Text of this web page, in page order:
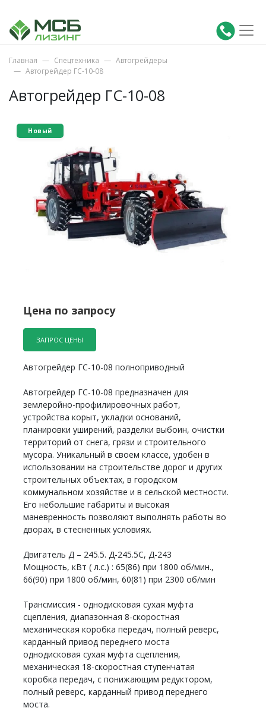
Главная Спецтехника
Автогрейдеры
Автогрейдер ГС-10-08
Автогрейдер ГС-10-08
Новый
Цена по запросу
ЗАПРОС ЦЕНЫ
Автогрейдер ГС-10-08 полноприводный
Автогрейдер ГС-10-08 предназначен для
землеройно-профилировочных работ,
устройства корыт, укладки оснований,
планировки уширений, разделки выбоин, очистки
территорий от снега, грязи и строительного
мусора. Уникальный в своем классе, удобен в
использовании на строительстве дорог и других
строительных объектах, в городском
коммунальном хозяйстве и в сельской местности.
Его небольшие габариты и высокая
маневренность позволяют выполнять работы во
дворах, в стесненных условиях.
Двигатель Д – 245.5. Д-245.5С, Д-243
Мощность, кВт ( л.с.) : 65(86) при 1800 об/мин.,
66(90) при 1800 об/мин, 60(81) при 2300 об/мин
Трансмиссия - однодисковая сухая муфта
сцепления, диапазонная 8-скоростная
механическая коробка передач, полный реверс,
карданный привод переднего моста
однодисковая сухая муфта сцепления,
механическая 18-скоростная ступенчатая
коробка передач, с понижающим редуктором,
полный реверс, карданный привод переднего
моста.